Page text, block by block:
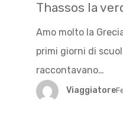
Thassos la
Amo molto la
primi giorni di
raccontavano…
Viaggiatore